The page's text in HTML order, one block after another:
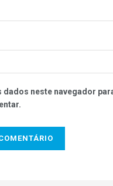
dados neste navegador